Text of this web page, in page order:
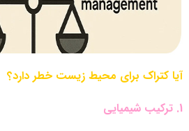
آیا کتراک برای محیط زیست خطر دارد؟
1. ترکیب شیمیایی